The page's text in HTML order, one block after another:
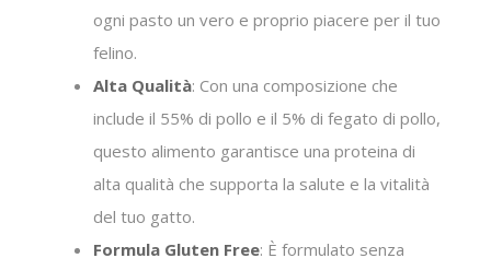
ogni pasto un vero e proprio piacere per il tuo
felino.
Alta Qualità: Con una composizione che
include il 55% di pollo e il 5% di fegato di pollo,
questo alimento garantisce una proteina di
alta qualità che supporta la salute e la vitalità
del tuo gatto.
Formula Gluten Free: È formulato senza